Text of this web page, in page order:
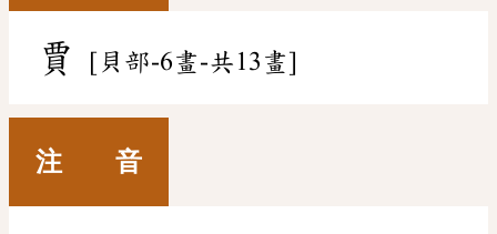
賈 [貝部-6畫-共13畫]
注 音